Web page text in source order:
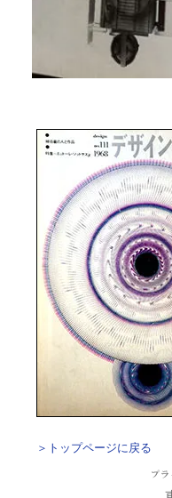
＞トップページに戻る